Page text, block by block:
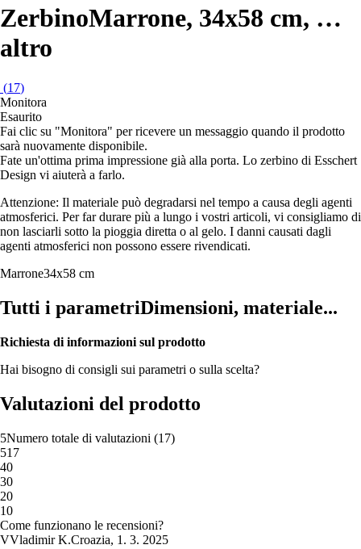
ZerbinoMarrone, 34x58 cm, …
altro
(17)
Monitora
Esaurito
Fai clic su "Monitora" per ricevere un messaggio quando il prodotto
sarà nuovamente disponibile.
Fate un'ottima prima impressione già alla porta. Lo zerbino di Esschert
Design vi aiuterà a farlo.
Attenzione: Il materiale può degradarsi nel tempo a causa degli agenti
atmosferici. Per far durare più a lungo i vostri articoli, vi consigliamo di
non lasciarli sotto la pioggia diretta o al gelo. I danni causati dagli
agenti atmosferici non possono essere rivendicati.
Marrone34x58 cm
Tutti i parametriDimensioni, materiale...
Richiesta di informazioni sul prodotto
Hai bisogno di consigli sui parametri o sulla scelta?
Valutazioni del prodotto
5Numero totale di valutazioni (17)
517
40
30
20
10
Come funzionano le recensioni?
VVladimir K.Croazia, 1. 3. 2025